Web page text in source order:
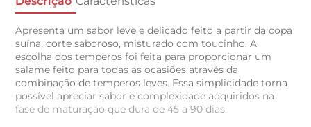
Apresenta um sabor leve e delicado feito a partir da copa
suína, corte saboroso, misturado com toucinho. A
escolha dos temperos foi feita para proporcionar um
salame feito para todas as ocasiões através da
combinação de temperos leves. Essa simplicidade torna
possível apreciar sabor e complexidade adquiridos na
fase de maturação que dura de 45 a 90 dias.